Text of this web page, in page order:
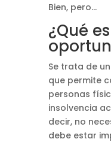
Bien, pero…
¿Qué
Se trata de
que permite
personas
insolvencia
decir, no
debe estar